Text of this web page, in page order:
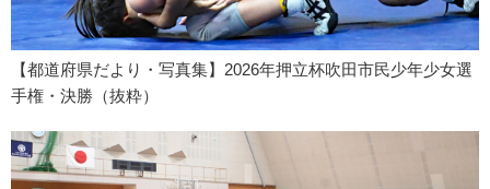
【都道府県だより・写真集】2026年押立杯吹田市民少年少女選
手権・決勝（抜粋）